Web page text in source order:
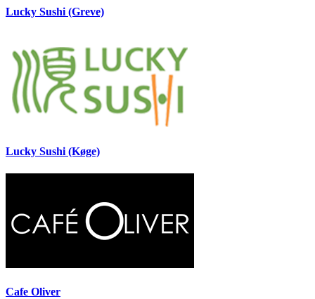
Lucky Sushi (Greve)
Lucky Sushi (Køge)
Cafe Oliver